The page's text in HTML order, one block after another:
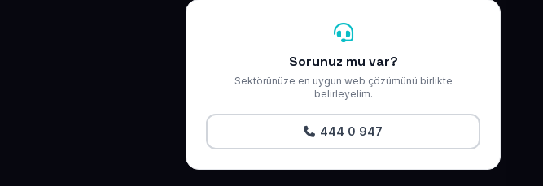
Sorunuz mu var?
Sektörünüze en uygun web çözümünü birlikte
belirleyelim.
444 0 947